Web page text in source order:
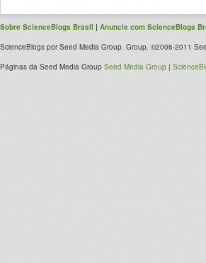
Sobre ScienceBlogs Brasil | Anuncie com ScienceBlogs
ScienceBlogs por Seed Media Group. Group. ©2006-2011
Páginas da Seed Media Group Seed Media Group |